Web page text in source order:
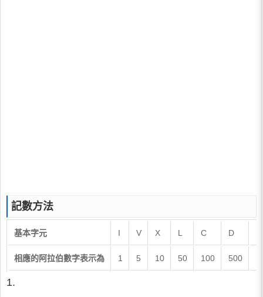
記數方法
基本字元 I V X L C D
相應的阿拉伯數字表示為 1 5 10 50 100 500
1.